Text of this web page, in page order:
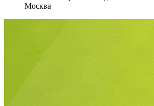
Москва